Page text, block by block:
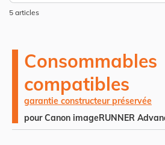
5 articles
Consommables
compatibles
garantie constructeur préservée
pour Canon imageRUNNER